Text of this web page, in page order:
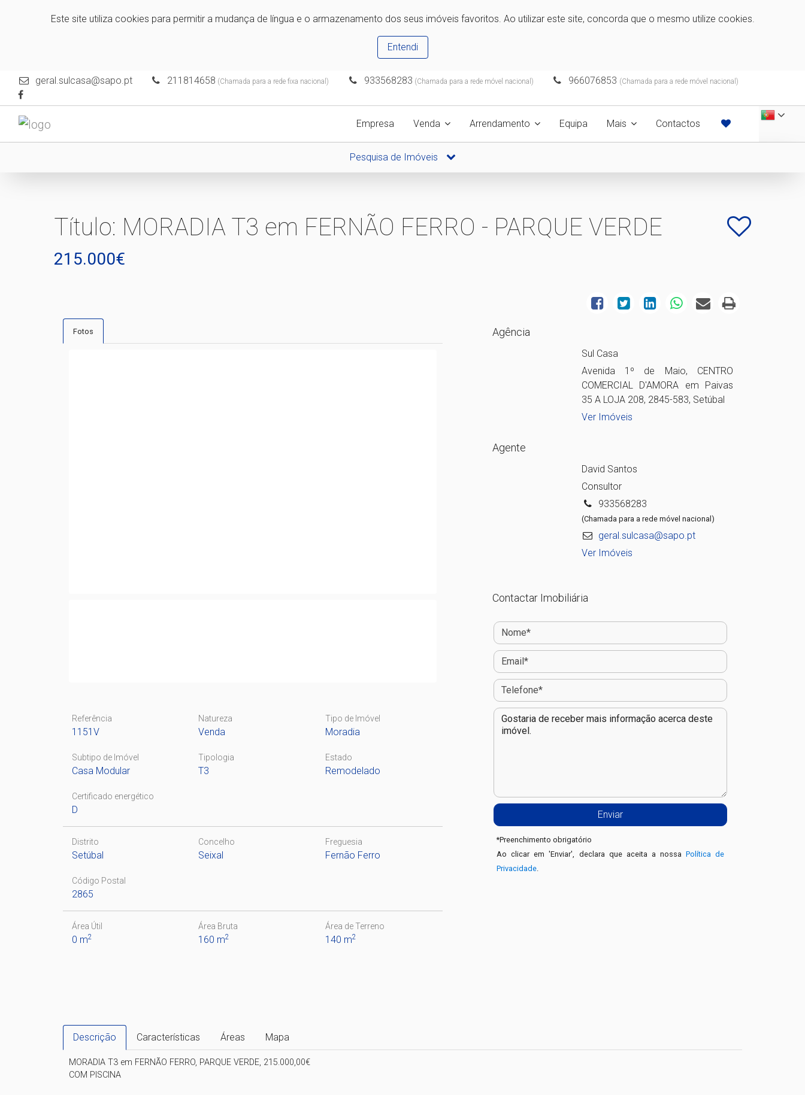
Este site utiliza cookies para permitir a mudança de língua e o armazenamento dos seus imóveis favoritos. Ao utilizar este site, concorda que o mesmo utilize cookies.
Entendi
geral.sulcasa@sapo.pt 211814658 (Chamada para a rede fixa nacional) 933568283 (Chamada para a rede móvel nacional) 966076853 (Chamada para a rede móvel nacional)
Empresa Venda Arrendamento Equipa Mais Contactos
Pesquisa de Imóveis
Título: MORADIA T3 em FERNÃO FERRO - PARQUE VERDE
215.000€
Fotos
Referência
1151V
Natureza
Venda
Tipo de Imóvel
Moradia
Subtipo de Imóvel
Casa Modular
Tipologia
T3
Estado
Remodelado
Certificado energético
D
Distrito
Setúbal
Concelho
Seixal
Freguesia
Fernão Ferro
Código Postal
2865
Área Útil
0 m2
Área Bruta
160 m2
Área de Terreno
140 m2
Agência
Sul Casa
Avenida 1º de Maio, CENTRO
COMERCIAL D'AMORA em Paivas
35 A LOJA 208, 2845-583, Setúbal
Ver Imóveis
Agente
David Santos
Consultor
933568283
(Chamada para a rede móvel nacional)
geral.sulcasa@sapo.pt
Ver Imóveis
Contactar Imobiliária
*Preenchimento obrigatório
Ao clicar em 'Enviar', declara que aceita a nossaPolítica de
Privacidade.
Descrição Características Áreas Mapa
MORADIA T3 em FERNÃO FERRO, PARQUE VERDE, 215.000,00€
COM PISCINA